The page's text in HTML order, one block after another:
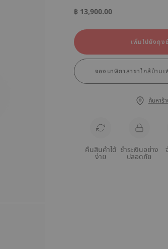
฿ 13,900.00
เพิ่มไปยังถุง
จองนาฬิกาสาขาใกล้บ้าน
ค้นหาร้
คืนสินค้าได้
ง่าย
ชำระเงินอย่าง
ปลอดภัย